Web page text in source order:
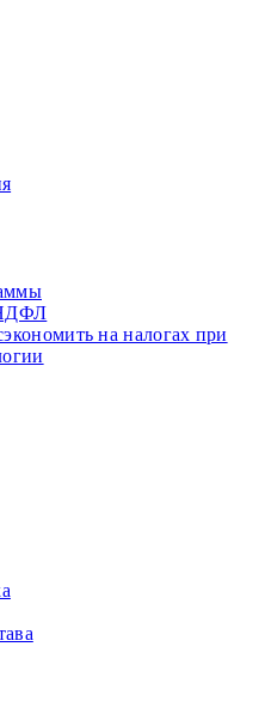
на налогах при